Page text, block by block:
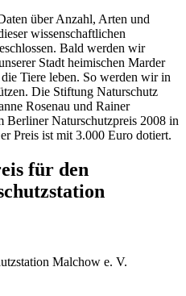
über Anzahl, Arten und
wissenschaftlichen
Bald werden wir
Stadt heimischen Marder
Tiere leben. So werden wir in
Die Stiftung Naturschutz
Rosenau und Rainer
Berliner Naturschutzpreis 2008 in
Preis ist mit 3.000 Euro dotiert.
für den
Malchow e. V.